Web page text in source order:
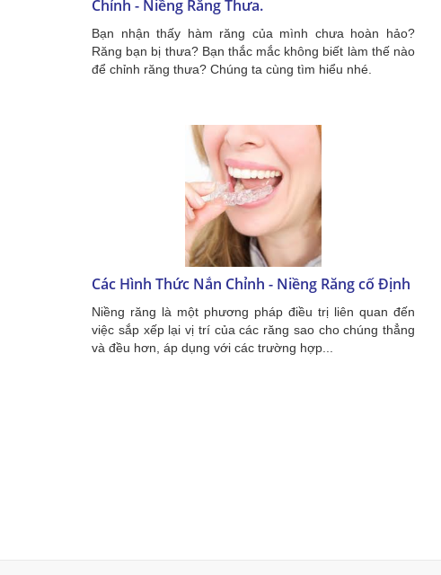
Chỉnh - Niềng Răng Thưa.
Bạn nhận thấy hàm răng của mình chưa hoàn hảo?
Răng bạn bị thưa? Bạn thắc mắc không biết làm thế nào
để chỉnh răng thưa? Chúng ta cùng tìm hiểu nhé.
Các Hình Thức Nắn Chỉnh - Niềng Răng cố Định
Niềng răng là một phương pháp điều trị liên quan đến
việc sắp xếp lại vị trí của các răng sao cho chúng thẳng
và đều hơn, áp dụng với các trường hợp...